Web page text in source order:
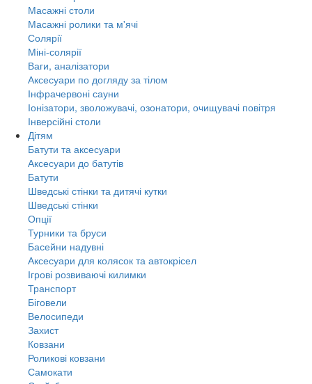
Масажні столи
Масажні ролики та м'ячі
Солярії
Міні-солярії
Ваги, аналізатори
Аксесуари по догляду за тілом
Інфрачервоні сауни
Іонізатори, зволожувачі, озонатори, очищувачі повітря
Інверсійні столи
Дітям
Батути та аксесуари
Аксесуари до батутів
Батути
Шведські стінки та дитячі кутки
Шведські стінки
Опції
Турники та бруси
Басейни надувні
Аксесуари для колясок та автокрісел
Ігрові розвиваючі килимки
Транспорт
Біговели
Велосипеди
Захист
Ковзани
Роликові ковзани
Самокати